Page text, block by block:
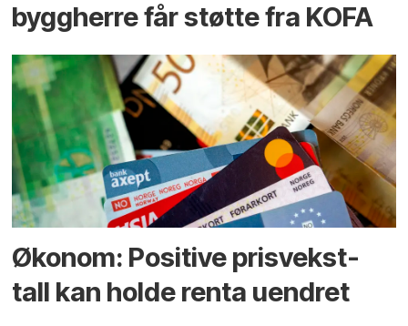
byggherre får støtte fra KOFA
Økonom: Positive prisvekst-
tall kan holde renta uendret